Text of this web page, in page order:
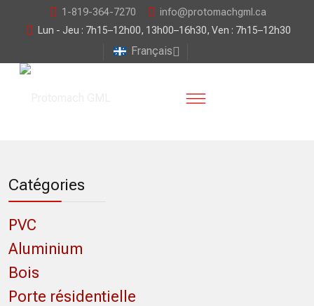
1-819-364-7270
info@protomachgml.ca
Lun - Jeu : 7h15–12h00, 13h00–16h30, Ven : 7h15–12h30
Français
Catégories
PVC
Aluminium
Bois
Porte résidentielle